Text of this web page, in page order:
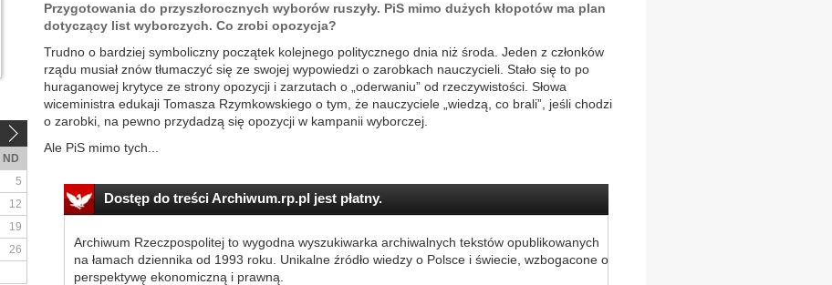
Przygotowania do przyszłorocznych wyborów ruszyły. PiS mimo dużych kłopotów ma plan
dotyczący list wyborczych. Co zrobi opozycja?
Trudno o bardziej symboliczny początek kolejnego politycznego dnia niż środa. Jeden z członków
rządu musiał znów tłumaczyć się ze swojej wypowiedzi o zarobkach nauczycieli. Stało się to po
huraganowej krytyce ze strony opozycji i zarzutach o „oderwaniu” od rzeczywistości. Słowa
wiceministra edukaji Tomasza Rzymkowskiego o tym, że nauczyciele „wiedzą, co brali”, jeśli chodzi
o zarobki, na pewno przydadzą się opozycji w kampanii wyborczej.
Ale PiS mimo tych...
Dostęp do treści Archiwum.rp.pl jest płatny.
Archiwum Rzeczpospolitej to wygodna wyszukiwarka archiwalnych tekstów opublikowanych
na łamach dziennika od 1993 roku. Unikalne źródło wiedzy o Polsce i świecie, wzbogacone o
perspektywę ekonomiczną i prawną.
ND
5
12
19
26